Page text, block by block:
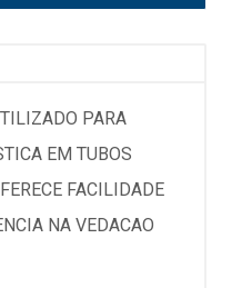
PARA
EM TUBOS
FACILIDADE
NA VEDACAO